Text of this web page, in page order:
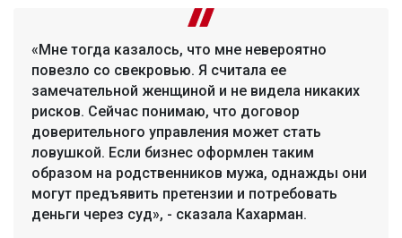
«Мне тогда казалось, что мне невероятно
повезло со свекровью. Я считала ее
замечательной женщиной и не видела никаких
рисков. Сейчас понимаю, что договор
доверительного управления может стать
ловушкой. Если бизнес оформлен таким
образом на родственников мужа, однажды они
могут предъявить претензии и потребовать
деньги через суд», - сказала Кахарман.